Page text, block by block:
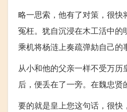
略一思索，他有了对策，很
冤枉。犹自沉浸在木工活中
乘机将杨涟上奏疏弹劾自己的
从小和他的父亲一样不受万
后，便丢在了一旁。在魏忠贤
要的就是皇上您这句话，很快